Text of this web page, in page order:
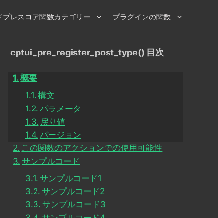
プレスコア関数カテゴリー プラグインの関数
cptui_pre_register_post_type() 目次
概要
構文
パラメータ
戻り値
バージョン
この関数のアクションでの使用可能性
サンプルコード
サンプルコード1
サンプルコード2
サンプルコード3